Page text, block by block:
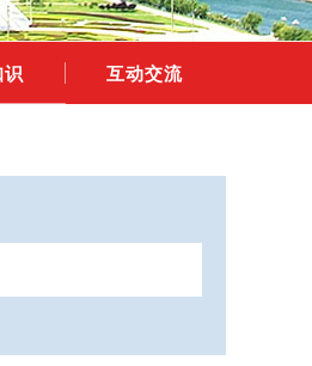
互动交流
严控网络餐饮食品安全